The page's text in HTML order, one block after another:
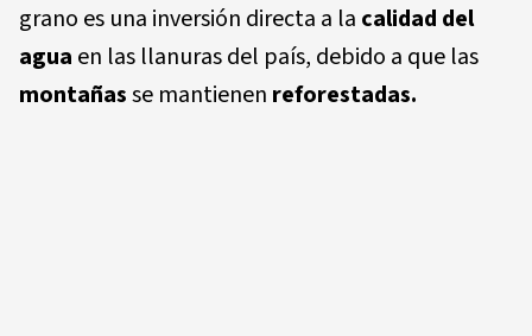
grano es una inversión directa a la calidad del
agua en las llanuras del país, debido a que las
montañasse mantienen reforestadas.